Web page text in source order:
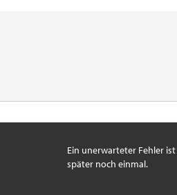
Ein unerwarteter Fehler
später noch einmal.